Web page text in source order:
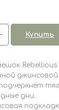
Купить
дни.